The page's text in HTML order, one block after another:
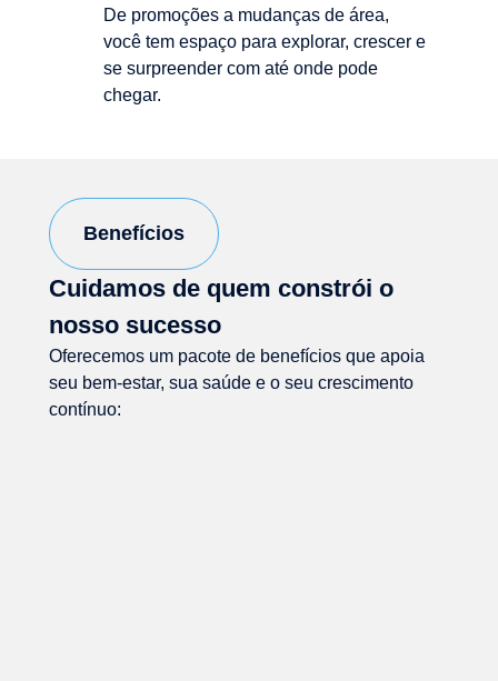
De promoções a mudanças de área,
você tem espaço para explorar, crescer e
se surpreender com até onde pode
chegar.
Benefícios
Cuidamos de quem constrói o
nosso sucesso
Oferecemos um pacote de benefícios que apoia
seu bem-estar, sua saúde e o seu crescimento
contínuo: